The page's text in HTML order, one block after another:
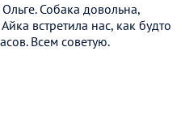
Собака довольна,
встретила нас, как будто
Всем советую.